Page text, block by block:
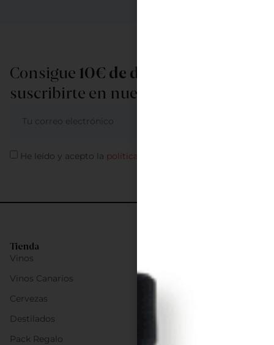
Tienda
Vinos
Vinos Canarios
Cervezas
Destilados
Pack Regalo
Consigue 10€ de descuento
suscribirte en nuestra newsletter
He leído y acepto la política de privacidad